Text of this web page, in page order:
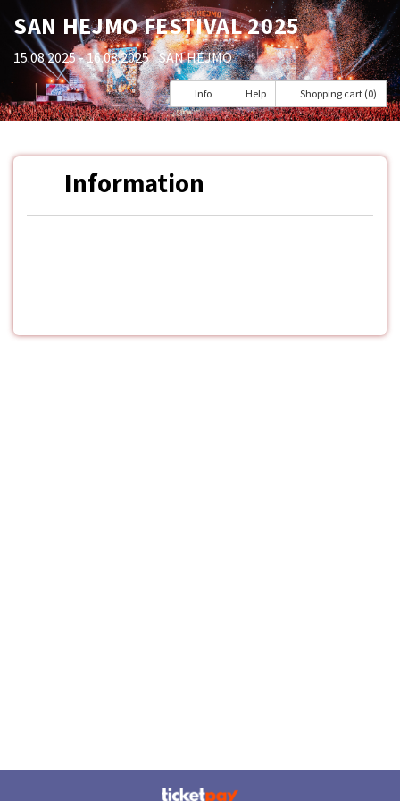
SAN HEJMO FESTIVAL 2025
15.08.2025 - 16.08.2025| SAN HEJMO
Info Help Shopping cart (0)
Information